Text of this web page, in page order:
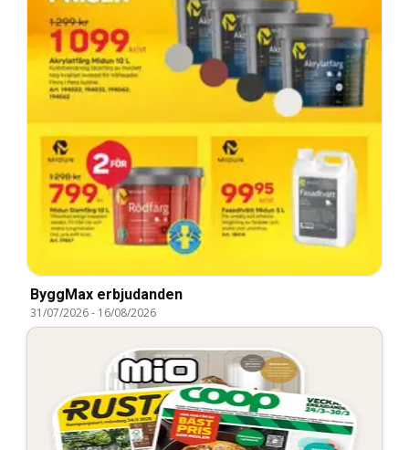
ByggMax erbjudanden
31/07/2026- 16/08/2026